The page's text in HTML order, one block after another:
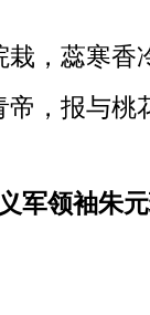
，蕊寒香
，报与桃
军领袖朱